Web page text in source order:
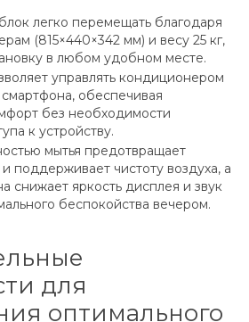
легко перемещать благодаря
(815×440×342 мм) и весу 25 кг,
в любом удобном месте.
управлять кондиционером
обеспечивая
без необходимости
к устройству.
мытья предотвращает
поддерживает чистоту воздуха, а
снижает яркость дисплея и звук
беспокойства вечером.
для
оптимального